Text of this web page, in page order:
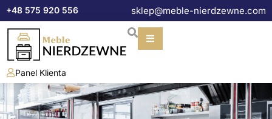
do+48 575 920 556 sklep@meble-nierdzewne.com
Panel Klienta